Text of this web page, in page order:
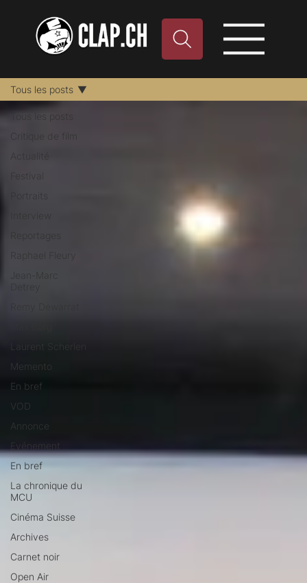
Critique de film
Actualité
Festival
Portraits
Raphael Fleury
Jean-Marc
Detrey
Memento
En bref
VOD
Annonce
Evénement
En bref
La chronique du
MCU
Cinéma Suisse
Archives
Carnet noir
Open Air
Tous les posts